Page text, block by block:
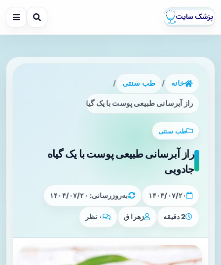
خانه / طب سنتی /
راز آبرسانی طبیعی پوست با یک گیاه جادویی
طب سنتی
راز آبرسانی طبیعی پوست با یک گیاه
جادویی
۱۴۰۴/۰۷/۲۰ به‌روزرسانی: ۱۴۰۴/۰۷/۲۰
2 دقیقه زهرا ق ۰ نظر